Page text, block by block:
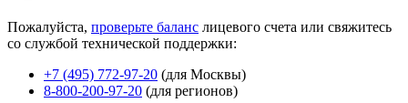
Пожалуйста, проверьте баланс лицевого счета или свяжитесь
со службой технической поддержки:
+7 (495) 772-97-20 (для Москвы)
8-800-200-97-20 (для регионов)